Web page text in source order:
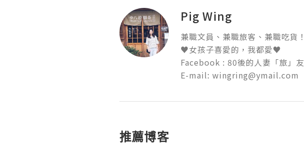
Pig Wing
兼職文員、兼職旅客、兼職吃貨！
♥女孩子喜愛的，我都愛♥
Facebook : 80後的人妻「旅」友
E-mail: wingring@ymail.com
推薦博客